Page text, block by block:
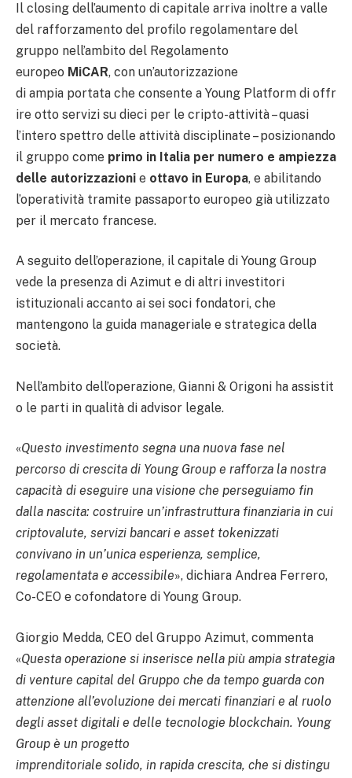
Il closing dell’aumento di capitale arriva inoltre a valle
del rafforzamento del profilo regolamentare del
gruppo nell’ambito del Regolamento
europeo MiCAR, con un’autorizzazione
di ampia portata che consente a Young Platform di offr
ire otto servizi su dieci per le cripto-attività – quasi
l’intero spettro delle attività disciplinate – posizionando
il gruppo come primo in Italia per numero e ampiezza
delle autorizzazioni e ottavo in Europa, e abilitando
l’operatività tramite passaporto europeo già utilizzato
per il mercato francese.
A seguito dell’operazione, il capitale di Young Group
vede la presenza di Azimut e di altri investitori
istituzionali accanto ai sei soci fondatori, che
mantengono la guida manageriale e strategica della
società.
Nell’ambito dell’operazione, Gianni & Origoni ha assistit
o le parti in qualità di advisor legale.
«Questo investimento segna una nuova fase nel
percorso di crescita di Young Group e rafforza la nostra
capacità di eseguire una visione che perseguiamo fin
dalla nascita: costruire un’infrastruttura finanziaria in cui
criptovalute, servizi bancari e asset tokenizzati
convivano in un’unica esperienza, semplice,
regolamentata e accessibile», dichiara Andrea Ferrero,
Co-CEO e cofondatore di Young Group.
Giorgio Medda, CEO del Gruppo Azimut, commenta
«Questa operazione si inserisce nella più ampia strategia
di venture capital del Gruppo che da tempo guarda con
attenzione all’evoluzione dei mercati finanziari e al ruolo
degli asset digitali e delle tecnologie blockchain. Young
Group è un progetto
imprenditoriale solido, in rapida crescita, che si distingu